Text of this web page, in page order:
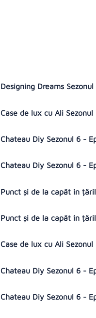
Designing Dreams
Case de lux cu Ali
Chateau Diy Sezonul 6 -
Chateau Diy Sezonul 6 -
Punct și de la capăt în
Punct și de la capăt în
Case de lux cu Ali Sezonul
Chateau Diy Sezonul 6 -
Chateau Diy Sezonul 6 -